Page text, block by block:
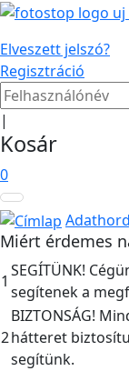
Elveszett jelszó?
Regisztráció
|
Kosár
0
Miért érdemes
1
SEGÍTÜNK!
segítenek a
2
BIZTONSÁG!
hátteret
segítünk.